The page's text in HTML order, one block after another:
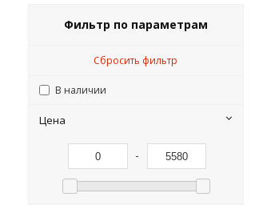
Фильтр по параметрам
Сбросить фильтр
В наличии
Цена
-